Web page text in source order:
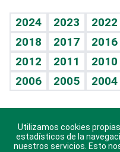
Vida y familia
Eñe
Celebrando la vida
Sin complejos
En pocas palabras
Escuchando al corazón
TBT Deportivo
Guía del dinero
Horóscopos
Crucigramas
2024 2023 2022
2018
2017 2016
2012
2011 2010
2006
2005 2004
Descarga nuestras
Utilizamos cookies
estadísticos de la
nuestros servicios. Esto